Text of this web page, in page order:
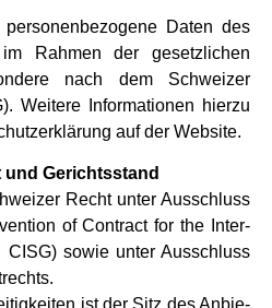
Daten des
Rah­men der gesetz­li­chen
nach dem Schwei­zer
Wei­tere Infor­ma­tio­nen hierzu
auf der Web­site.
und Gerichts­stand
Recht unter Aus­schluss
of Con­tract for the Inter­
sowie unter Aus­schluss